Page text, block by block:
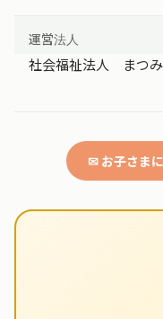
運営法人
社会福祉法人 まつ
✉ お子さま